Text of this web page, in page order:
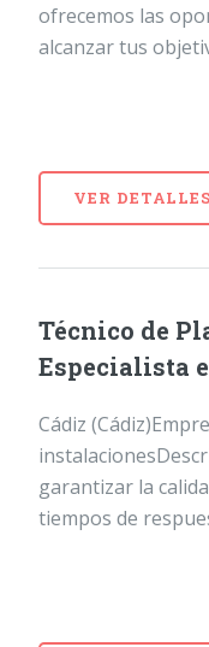
ofrecemos las
alcanzar tus
VER DETALLES
Técnico de
Especialista
Cádiz
garantizar la
tiempos de